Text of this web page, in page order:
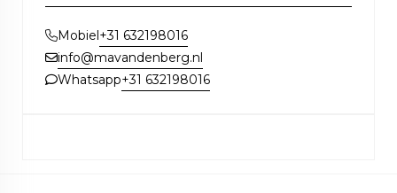
Mobiel+31 632198016
info@mavandenberg.nl
Whatsapp+31 632198016